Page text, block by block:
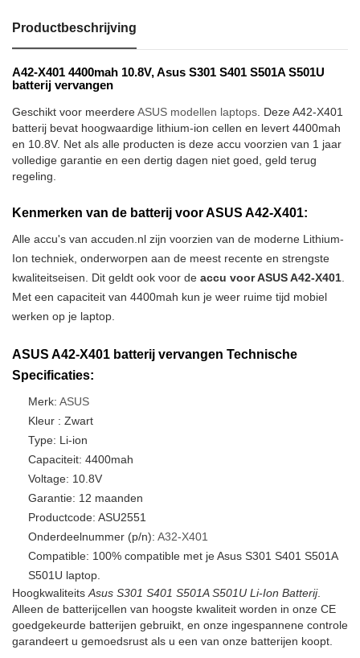
Productbeschrijving
A42-X401 4400mah 10.8V, Asus S301 S401 S501A S501U
batterij vervangen
Geschikt voor meerdereASUS modellen laptops . Deze A42-X401
batterij bevat hoogwaardige lithium-ion cellen en levert 4400mah
en 10.8V. Net als alle producten is deze accu voorzien van 1 jaar
volledige garantie en een dertig dagen niet goed, geld terug
regeling.
Kenmerken van de batterij voor ASUS A42-X401:
Alle accu's van accuden.nl zijn voorzien van de moderne Lithium-
Ion techniek, onderworpen aan de meest recente en strengste
kwaliteitseisen. Dit geldt ook voor de accu voor ASUS A42-X401
Met een capaciteit van 4400mah kun je weer ruime tijd mobiel
werken op je laptop.
ASUS A42-X401 batterij vervangen Technische
Specificaties:
Merk: ASUS
Kleur : Zwart
Type: Li-ion
Capaciteit: 4400mah
Voltage: 10.8V
Garantie: 12 maanden
Productcode: ASU2551
Onderdeelnummer (p/n): A32-X401
Compatible: 100% compatible met je Asus S301 S401 S501A
S501U laptop.
Hoogkwaliteits Asus S301 S401 S501A S501U Li-Ion Batterij.
Alleen de batterijcellen van hoogste kwaliteit worden in onze CE
goedgekeurde batterijen gebruikt, en onze ingespannene controle
garandeert u gemoedsrust als u een van onze batterijen koopt.